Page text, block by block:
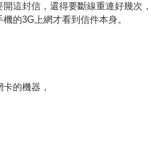
這封信，還得要斷線重連好幾次，
的3G上網才看到信件本身。
的機器，